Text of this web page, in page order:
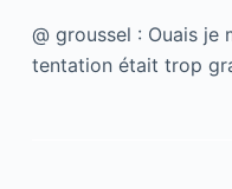
@ groussel : Ouais je
tentation était trop